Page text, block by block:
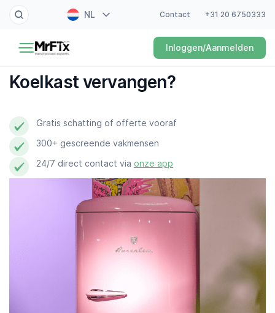
NL
ES
Contact +31 20 6750333
Inloggen/Aanmelden
Schilder
Elektricien
Loodgieter
Slotenmaker
Witgoedmonteur
Schoonmaker
Computer expert
Koelkast vervangen?
Gratis schatting of offerte vooraf
300+ gescreende vakmensen
24/7 direct contact via onze app